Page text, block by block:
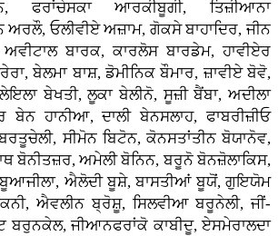
ਫਰਾਂਚੇਸਕਾ ਆਰਕੀਬੂਗੀ, ਤਿਜ਼ੀਆਨਾ
ਅਰਲੌ, ਓਲੀਵੀਏ ਅਜ਼ਾਮ, ਗੋਕਸੇ ਬਾਹਾਦਿਰ, ਜੀਨ
ਅਵੀਟਾਲ ਬਾਰਕ, ਕਾਰਲੋਸ ਬਾਰਡੇਮ, ਹਾਵੀਏਰ
ਬੇਲਮਾ ਬਾਸ਼, ਡੋਮੀਨਿਕ ਬੌਮਾਰ, ਜ਼ਾਵੀਏ ਬੋਵੋ,
ਬੇਖਤੀ, ਲੂਕਾ ਬੇਲੀਨੋ, ਸੂਜ਼ੀ ਬੈਂਬਾ, ਅਦੀਲਾ
ਬੇਨ ਹਾਨੀਆ, ਦਾਲੀ ਬੇਨਸਲਾਹ, ਫਾਬਰੀਜ਼ੀਓ
ਸੀਮੋਨ ਬਿਟੋਨ, ਕੋਨਸਤਾਂਤੀਨ ਬੋਯਾਨੋਵ,
ਬੋਨੀਤਜ਼ਰ, ਅਮੇਲੀ ਬੋਨਿਨ, ਬਰੂਨੋ ਬੋਨਜ਼ੋਲਾਕਿਸ,
ਬੂਆਜੀਲਾ, ਐਲੋਦੀ ਬੂਸ਼ੇ, ਬਾਸਤੀਆਂ ਬੂਯੋਂ, ਗੁਇਯੋਮ
ਐਵਲੀਨ ਬ੍ਰੋਸ਼ੂ, ਸਿਲਵੀਆ ਬਰੂਨੇਲੀ, ਜੀਂ-
ਬਰੁਨਕੇਲ, ਜੀਆਨਫਰਾਂਕੋ ਕਾਬੀਦੂ, ਏਸਮੇਰਾਲਦਾ